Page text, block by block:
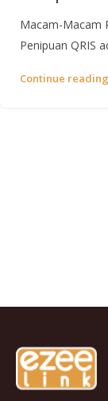
Macam-Macam
Penipuan QRIS
Continue reading